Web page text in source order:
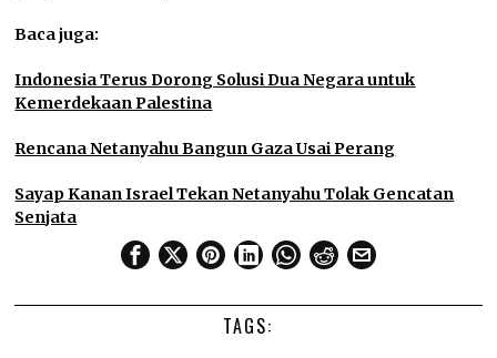
Baca juga:
Indonesia Terus Dorong Solusi Dua Negara untuk
Kemerdekaan Palestina
Rencana Netanyahu Bangun Gaza Usai Perang
Sayap Kanan Israel Tekan Netanyahu Tolak Gencatan
Senjata
TAGS: